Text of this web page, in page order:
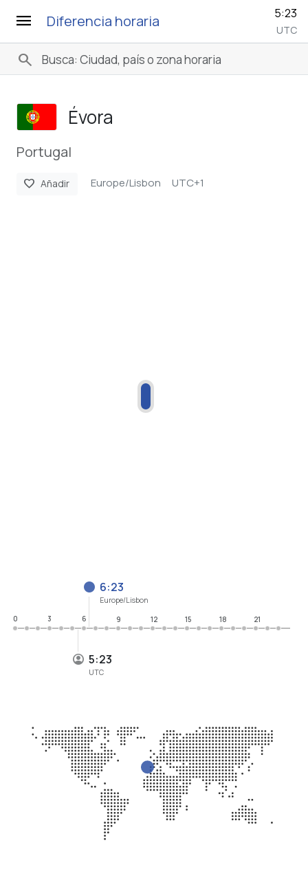
menu Diferencia horaria 5:23
UTC
search
Évora
Portugal
favorite Añadir Europe/Lisbon UTC+1
5:23
UTC
6:23
Europe/Lisbon
0
3 6 9 12 15 18 21